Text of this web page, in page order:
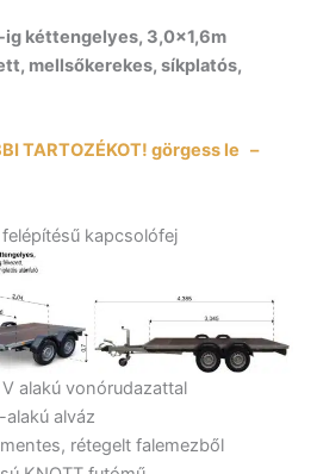
kéttengelyes, 3,0×1,6m
mellsőkerekes, síkplatós,
TARTOZÉKOT! görgess le –
kapcsolófej
alakú vonórudazattal
alváz
rétegelt falemezből